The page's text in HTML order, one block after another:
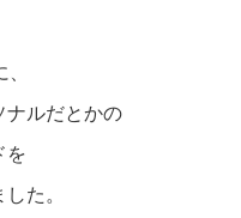
ナルだとかの
を
た。